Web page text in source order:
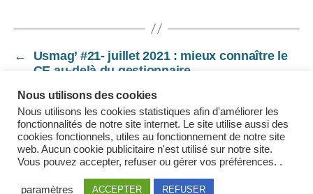
←
Usmag’ #21- juillet 2021 : mieux connaître le
CE au-delà du gestionnaire
→ Compte-rendu du CSTA du 13 juillet 2021
© 2026 USMA
Mentions légales
Nous utilisons des cookies
Nous utilisons les cookies statistiques afin d'améliorer les
fonctionnalités de notre site internet. Le site utilise aussi des
cookies fonctionnels, utiles au fonctionnement de notre site
web. Aucun cookie publicitaire n'est utilisé sur notre site.
Vous pouvez accepter, refuser ou gérer vos préférences. .
paramètres ACCEPTER REFUSER